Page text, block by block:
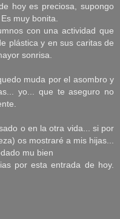
hoy es preciosa, supongo
muy bonita.
con una actividad que
plástica y en sus caritas de
sonrisa.
muda por el asombro y
yo... que te aseguro no
o en la otra vida... si por
os mostraré a mis hijas...
mu bien
por esta entrada de hoy.